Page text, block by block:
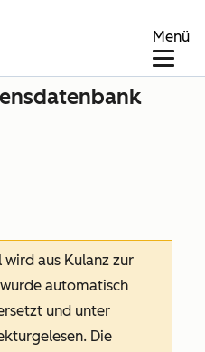
Menü
wird aus Kulanz zur
automatisch
und unter
Die